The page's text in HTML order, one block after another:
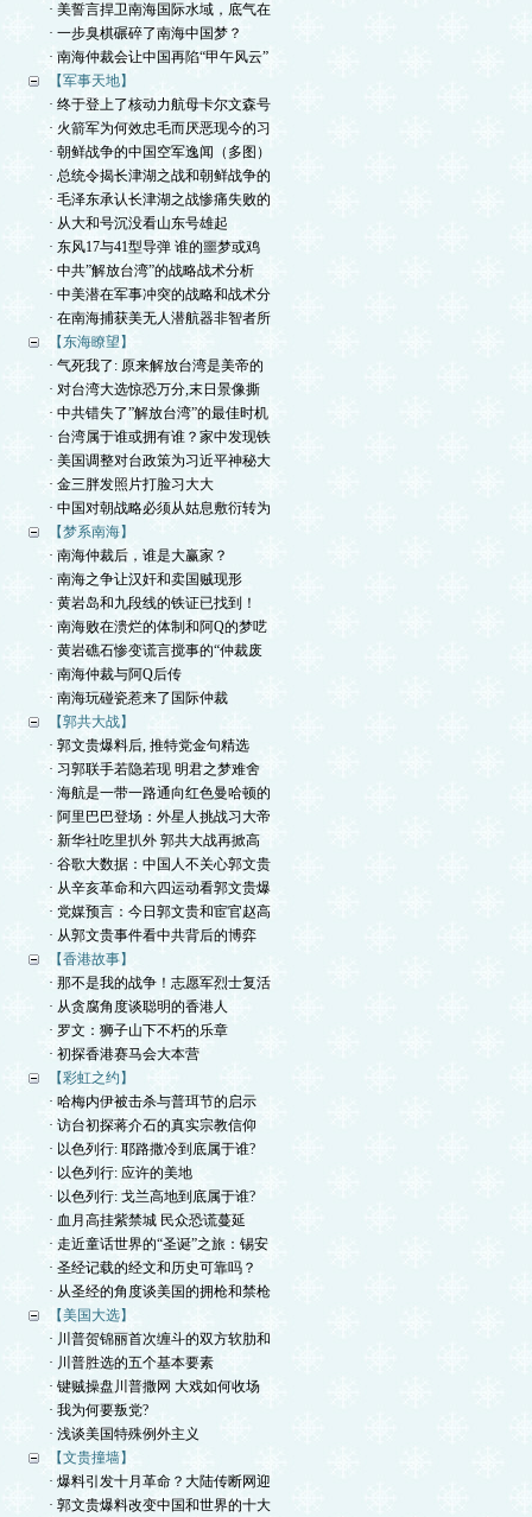
· 美誓言捍卫南海国际水域，底气在
· 一步臭棋碾碎了南海中国梦？
· 南海仲裁会让中国再陷“甲午风云”
【军事天地】
· 终于登上了核动力航母卡尔文森号
· 火箭军为何效忠毛而厌恶现今的习
· 朝鲜战争的中国空军逸闻（多图）
· 总统令揭长津湖之战和朝鲜战争的
· 毛泽东承认长津湖之战惨痛失败的
· 从大和号沉没看山东号雄起
· 东风17与41型导弹 谁的噩梦或鸡
· 中共”解放台湾”的战略战术分析
· 中美潜在军事冲突的战略和战术分
· 在南海捕获美无人潜航器非智者所
【东海瞭望】
· 气死我了: 原来解放台湾是美帝的
· 对台湾大选惊恐万分,末日景像撕
· 中共错失了”解放台湾”的最佳时机
· 台湾属于谁或拥有谁？家中发现铁
· 美国调整对台政策为习近平神秘大
· 金三胖发照片打脸习大大
· 中国对朝战略必须从姑息敷衍转为
【梦系南海】
· 南海仲裁后，谁是大赢家？
· 南海之争让汉奸和卖国贼现形
· 黄岩岛和九段线的铁证已找到！
· 南海败在溃烂的体制和阿Q的梦呓
· 黄岩礁石惨变谎言搅事的“仲裁废
· 南海仲裁与阿Q后传
· 南海玩碰瓷惹来了国际仲裁
【郭共大战】
· 郭文贵爆料后, 推特党金句精选
· 习郭联手若隐若现 明君之梦难舍
· 海航是一带一路通向红色曼哈顿的
· 阿里巴巴登场：外星人挑战习大帝
· 新华社吃里扒外 郭共大战再掀高
· 谷歌大数据：中国人不关心郭文贵
· 从辛亥革命和六四运动看郭文贵爆
· 党媒预言：今日郭文贵和宦官赵高
· 从郭文贵事件看中共背后的博弈
【香港故事】
· 那不是我的战争！志愿军烈士复活
· 从贪腐角度谈聪明的香港人
· 罗文：狮子山下不朽的乐章
· 初探香港赛马会大本营
【彩虹之约】
· 哈梅内伊被击杀与普珥节的启示
· 访台初探蒋介石的真实宗教信仰
· 以色列行: 耶路撒冷到底属于谁?
· 以色列行: 应许的美地
· 以色列行: 戈兰高地到底属于谁?
· 血月高挂紫禁城 民众恐谎蔓延
· 走近童话世界的“圣诞”之旅：锡安
· 圣经记载的经文和历史可靠吗？
· 从圣经的角度谈美国的拥枪和禁枪
【美国大选】
· 川普贺锦丽首次缠斗的双方软肋和
· 川普胜选的五个基本要素
· 键贼操盘川普撒网 大戏如何收场
· 我为何要叛党?
· 浅谈美国特殊例外主义
【文贵撞墙】
· 爆料引发十月革命？大陆传断网迎
· 郭文贵爆料改变中国和世界的十大